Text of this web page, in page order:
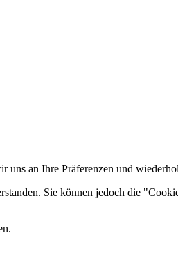
an Ihre Präferenzen und
Sie können jedoch die